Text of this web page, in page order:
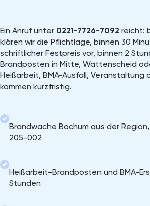
Ein Anruf unter 0221-7726-7092 reicht:
klären wir die Pflichtlage, binnen 30
schriftlicher Festpreis vor, binnen 2
Brandposten in Mitte, Wattenscheid
Heißarbeit, BMA-Ausfall, Veranstaltung
kommen kurzfristig.
Brandwache Bochum aus der Region,
205-002
Heißarbeit-Brandposten und BMA-
Stunden